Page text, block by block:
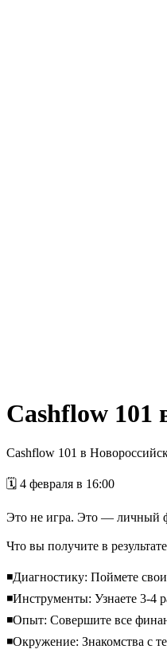
Cashflow 101
Cashflow 101 в
🗓️ 4 февраля в 16:00
Это не игра. Это — личный
Что вы получите в
◾️Диагностику: Поймете
◾️Инструменты: Узнаете 3-4
◾️Опыт: Совершите все
◾️Окружение: Знакомства с